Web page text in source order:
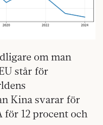
om man
står för
Kina svarar för
12 procent och